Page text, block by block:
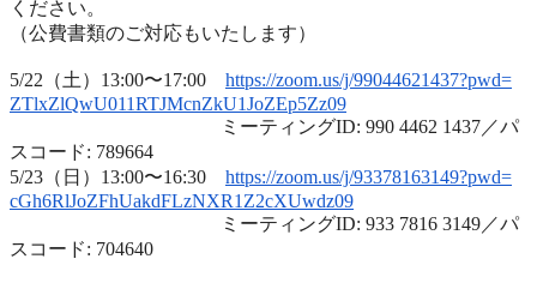
ください。
（公費書類のご対応もいたします）
5/22（土）13:00〜17:00 https://zoom.us/j/99044621437?pwd=
ZTlxZlQwU011RTJMcnZkU1JoZEp5Zz09
ミーティングID: 990 4462 1437／パ
スコード: 789664
5/23（日）13:00〜16:30 https://zoom.us/j/93378163149?pwd=
cGh6RlJoZFhUakdFLzNXR1Z2cXUwdz09
ミーティングID: 933 7816 3149／パ
スコード: 704640